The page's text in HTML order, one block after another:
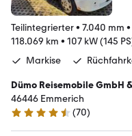
Teilintegrierter• 7.040 mm •
118.069 km • 107 kW (145
Markise
Dümo Reisemobile GmbH
46446 Emmerich
4.3 Sterne
(70)